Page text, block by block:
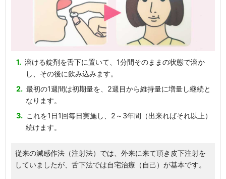
溶ける錠剤を舌下に置いて、1分間そのままの状態で溶か
し、その後に飲み込みます。
最初の1週間は初期量を、2週目から維持量に増量し継続と
なります。
これを1日1回毎日実施し、2～3年間（出来ればそれ以上）
続けます。
従来の減感作法（注射法）では、外来に来て頂き皮下注射を
していましたが、舌下法では自宅治療（自己）が基本です。